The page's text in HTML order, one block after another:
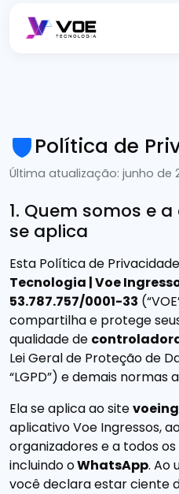
Política de
Última atualização: junho de
1. Quem somos e
se aplica
Esta Política de
Tecnologia | Voe
53.787.757/0001-33
compartilha e protege
qualidade de
Lei Geral de Proteção de
“LGPD”) e demais normas
Ela se aplica ao site
aplicativo Voe Ingressos,
organizadores e a todos
incluindo oWhatsApp. Ao
você declara estar ciente